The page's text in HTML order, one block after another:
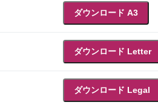
ダウンロード A3
ダウンロード Letter
ダウンロード Legal